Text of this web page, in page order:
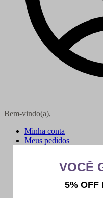
Bem-vindo(a),
Minha conta
Meus pedidos